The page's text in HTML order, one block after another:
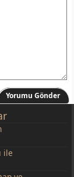
Yorumu Gönder
ile